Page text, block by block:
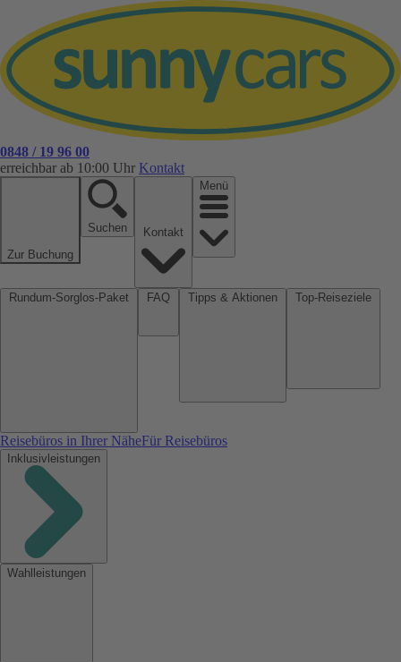
0848 / 19 96 00
erreichbar ab 10:00 Uhr Kontakt
Zur Buchung
Suchen
Menü
Reisebüros in Ihrer NäheFür Reisebüros
Inklusivleistungen
Wahlleistungen